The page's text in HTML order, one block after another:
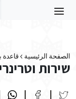
الصفحة الرئيسية قاعدة
שירות וטרינרי